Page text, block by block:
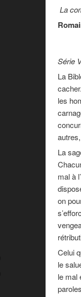
La
Série
La
les
La
mal à
on
Celui
le
le mal